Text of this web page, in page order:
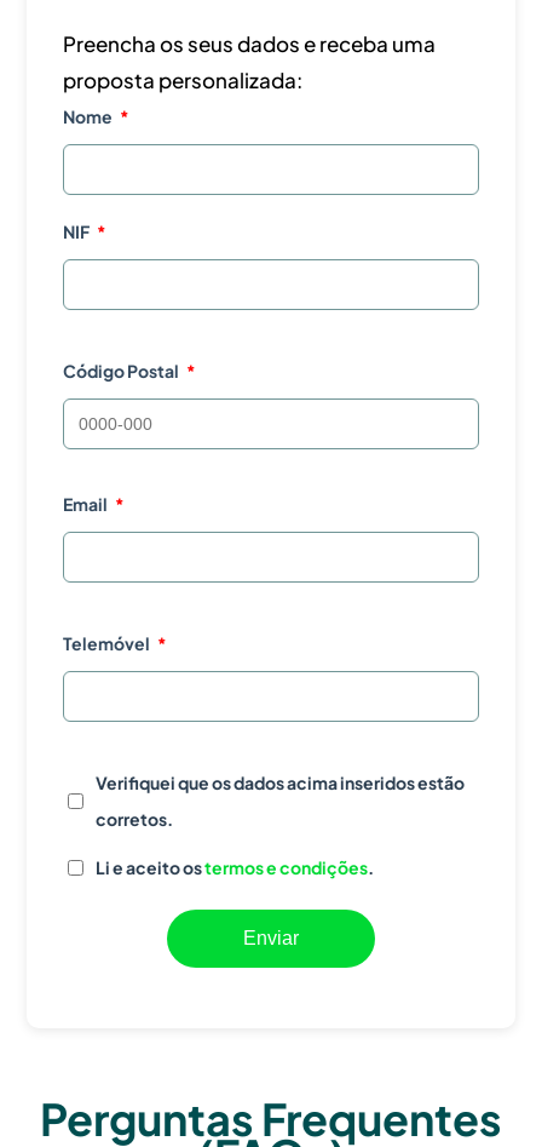
Preencha os seus dados e receba uma
proposta personalizada:
Nome
NIF
Código Postal
Email
Telemóvel
Verifiquei que os dados acima inseridos estão
corretos.
Li e aceito ostermos e condições.
Enviar
Perguntas Frequentes